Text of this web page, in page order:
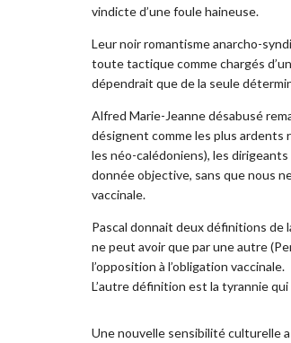
vindicte d’une foule haineuse.
Leur noir romantisme anarcho-
toute tactique comme chargés
dépendrait que de la seule
Alfred Marie-Jeanne désabusé
désignent comme les plus ardents
les néo-calédoniens), les
donnée objective, sans que nous
vaccinale.
Pascal donnait deux définitions de
ne peut avoir que par une autre
l’opposition à l’obligation vaccinale.
L’autre définition est la tyrannie
Une nouvelle sensibilité culturelle